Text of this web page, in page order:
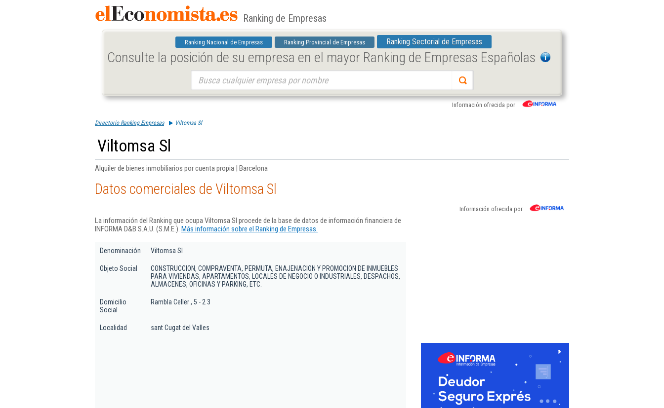
Ranking de Empresas
Ranking Nacional de Empresas Ranking Provincial de Empresas Ranking Sectorial de Empresas
Consulte la posición de su empresa en el mayor Ranking de Empresas Españolas
Información ofrecida por
Directorio Ranking Empresas Viltomsa Sl
Viltomsa Sl
Alquiler de bienes inmobiliarios por cuenta propia | Barcelona
Datos comerciales de Viltomsa Sl
Información ofrecida por
La información del Ranking que ocupa Viltomsa Sl procede de la base de datos de información financiera de
INFORMA D&B S.A.U. (S.M.E.). Más información sobre el Ranking de Empresas.
Denominación Viltomsa Sl
Objeto Social
CONSTRUCCION, COMPRAVENTA, PERMUTA, ENAJENACION Y PROMOCION DE INMUEBLES
PARA VIVIENDAS, APARTAMENTOS, LOCALES DE NEGOCIO O INDUSTRIALES, DESPACHOS,
ALMACENES, OFICINAS Y PARKING, ETC.
Domicilio
Social
Rambla Celler , 5 - 2 3
Localidad sant Cugat del Valles